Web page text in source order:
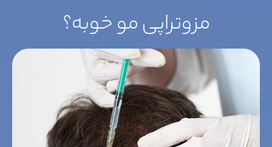
مزوتراپی مو خوبه؟